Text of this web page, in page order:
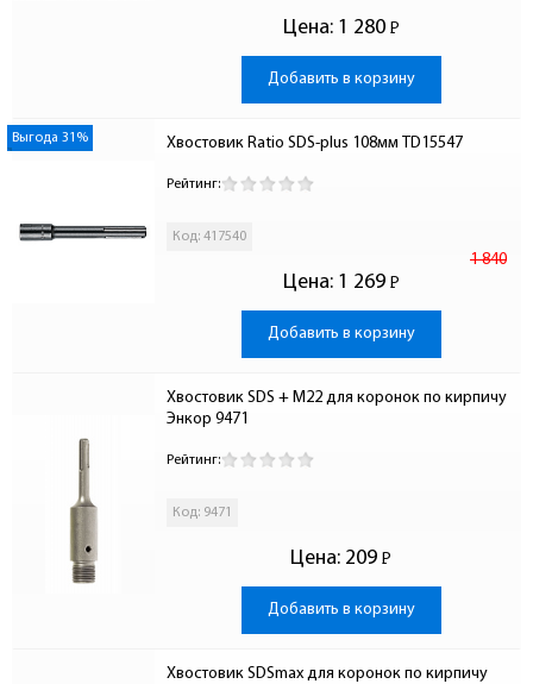
Цена: 1 280 Р
-
Добавить в корзину
Выгода 31% Хвостовик Ratio SDS-plus 108мм TD15547
Рейтинг:
Код: 417540
Цена:
1 840
1 269 Р
-
Добавить в корзину
Хвостовик SDS + М22 для коронок по кирпичу
Энкор 9471
Рейтинг:
Код: 9471
Цена: 209 Р
-
Добавить в корзину
Хвостовик SDSmax для коронок по кирпичу